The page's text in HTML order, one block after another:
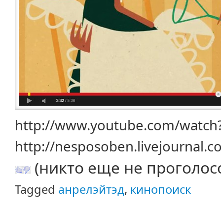
http://www.youtube.com/
http://
(никто еще не
Tagged анрелэйтэд, кинопоиск